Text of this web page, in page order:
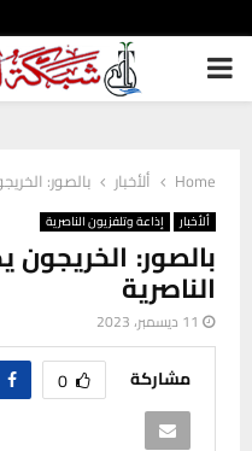
PRIMARY
Home ألأخبار ‏بالصور:
ألأخبار إذاعة وتلفزيون الناصرية
‏بالصور:
الناصرية
11 ديسمبر، 2023
مشاركة 0